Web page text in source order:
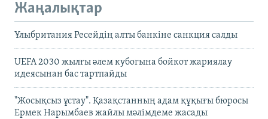
Жаңалықтар
Ұлыбритания Ресейдің алты банкіне санкция салды
UEFA 2030 жылғы әлем кубогына бойкот жариялау
идеясынан бас тартпайды
"Жосықсыз ұстау". Қазақстанның адам құқығы бюросы
Ермек Нарымбаев жайлы мәлімдеме жасады